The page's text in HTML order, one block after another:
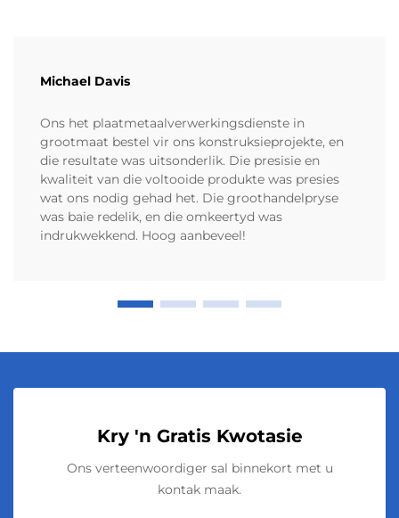
Michael Davis
Ons het plaatmetaalverwerkingsdienste in
grootmaat bestel vir ons konstruksieprojekte, en
die resultate was uitsonderlik. Die presisie en
kwaliteit van die voltooide produkte was presies
wat ons nodig gehad het. Die groothandelpryse
was baie redelik, en die omkeertyd was
indrukwekkend. Hoog aanbeveel!
Kry 'n Gratis Kwotasie
Ons verteenwoordiger sal binnekort met u
kontak maak.